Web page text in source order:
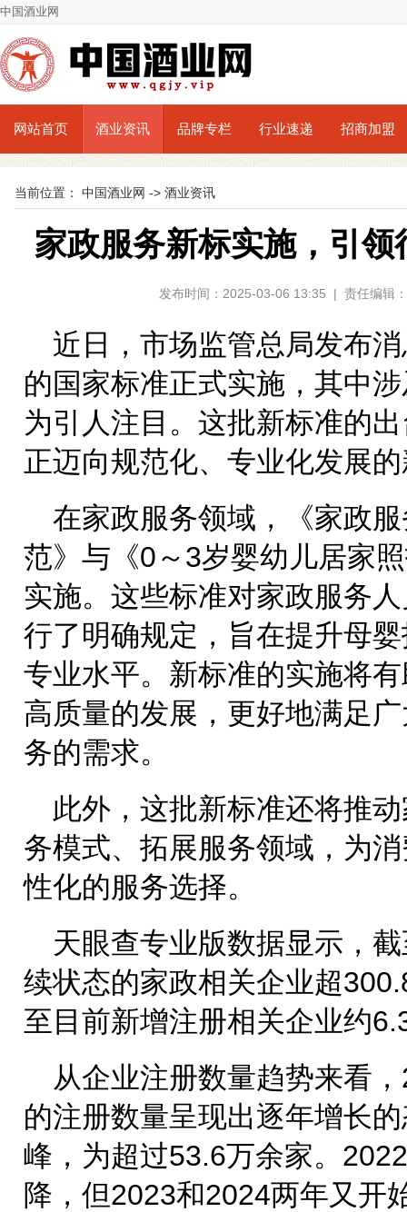
中国酒业网
网站首页 酒业资讯 品牌专栏 行业速递 招商加盟
当前位置： 中国酒业网 -> 酒业资讯
家政服务新标实施，引
发布时间：2025-03-06 13:35 | 责任编辑
近日，市场监管总局发布
的国家标准正式实施，其中
为引人注目。这批新标准的
正迈向规范化、专业化发展
在家政服务领域，《家政
范》与《0～3岁婴幼儿居家
实施。这些标准对家政服务
行了明确规定，旨在提升母
专业水平。新标准的实施将
高质量的发展，更好地满足
务的需求。
此外，这批新标准还将推
务模式、拓展服务领域，为
性化的服务选择。
天眼查专业版数据显示，
续状态的家政相关企业超
至目前新增注册相关企业约
从企业注册数量趋势来看
的注册数量呈现出逐年增长
峰，为超过53.6万余家。
降，但2023和2024两年又开